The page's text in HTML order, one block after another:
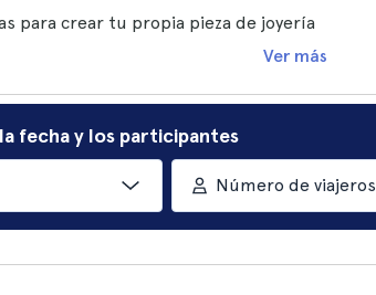
para crear tu propia pieza de joyería
Ver más
fecha y los participantes
Número de viajeros